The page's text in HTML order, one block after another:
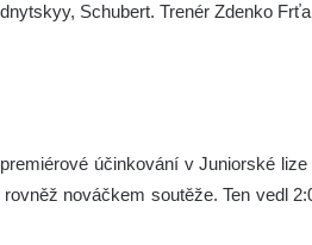
Schubert. Trenér Zdenko
účinkování v Juniorské
nováčkem soutěže. Ten vedl